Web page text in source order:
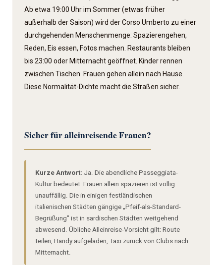
Ab etwa 19:00 Uhr im Sommer (etwas früher
außerhalb der Saison) wird der Corso Umberto zu einer
durchgehenden Menschenmenge: Spazieren­gehen,
Reden, Eis essen, Fotos machen. Restaurants bleiben
bis 23:00 oder Mitternacht geöffnet. Kinder rennen
zwischen Tischen. Frauen gehen allein nach Hause.
Diese Normalität-Dichte macht die Straßen sicher.
Sicher für allein­reisende Frauen?
Kurze Antwort: Ja. Die abendliche Passeggiata-
Kultur bedeutet: Frauen allein spazieren ist völlig
unauffällig. Die in einigen festländischen
italienischen Städten gängige „Pfeif-als-Standard-
Begrüßung" ist in sardischen Städten weitgehend
abwesend. Übliche Allein­reise-Vorsicht gilt: Route
teilen, Handy aufgeladen, Taxi zurück von Clubs nach
Mitternacht.